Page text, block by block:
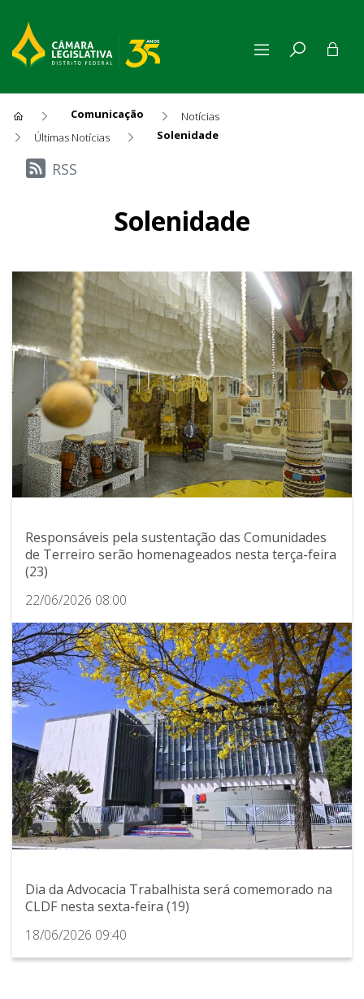
Comunicação
Notícias
Últimas Notícias
Solenidade
Últimas Notícias
RSS
Solenidade
Responsáveis pela sustentação das Comunidades
de Terreiro serão homenageados nesta terça-feira
(23)
22/06/2026 08:00
Dia da Advocacia Trabalhista será comemorado na
CLDF nesta sexta-feira (19)
18/06/2026 09:40